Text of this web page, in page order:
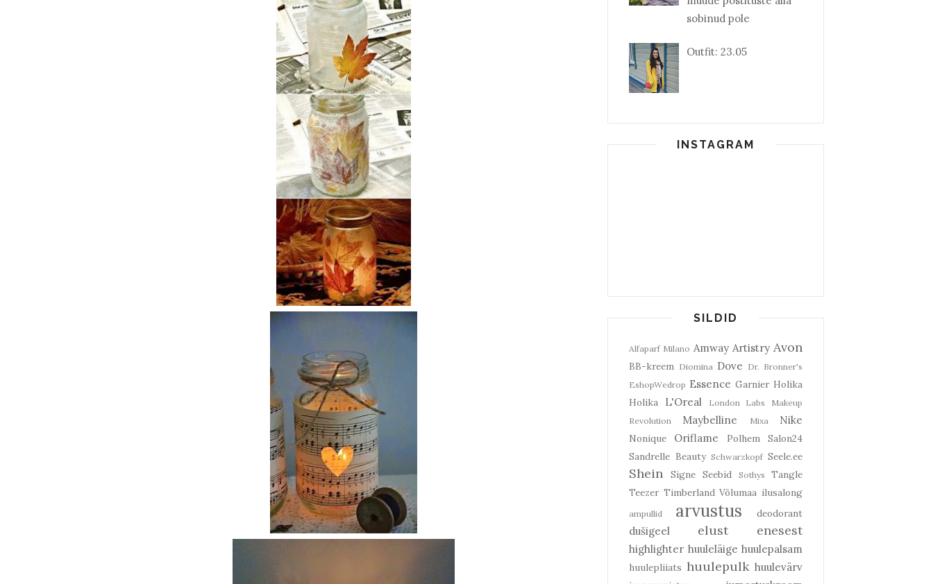
sobinud pole
Outfit: 23.05
INSTAGRAM
SILDID
Alfaparf Milano Amway Artistry Avon
BB-kreem Diomina Dove Dr. Bronner's
EshopWedrop Essence Garnier Holika
Holika
L'Oreal London Labs
Makeup
Revolution
Maybelline Mixa Nike
Nonique Oriflame Polhem
Salon24
Sandrelle Beauty Schwarzkopf Seele.ee
Shein Signe Seebid Sothys
Tangle
Teezer Timberland Võlumaa ilusalong
ampullid arvustus deodorant
dušigeel elust enesest
highlighter huuleläige huulepalsam
huulepliiats huulepulk huulevärv